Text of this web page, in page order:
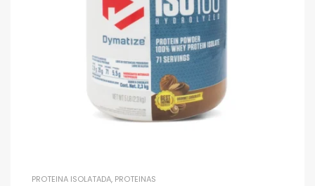
PROTEINA ISOLATADA, PROTEINAS